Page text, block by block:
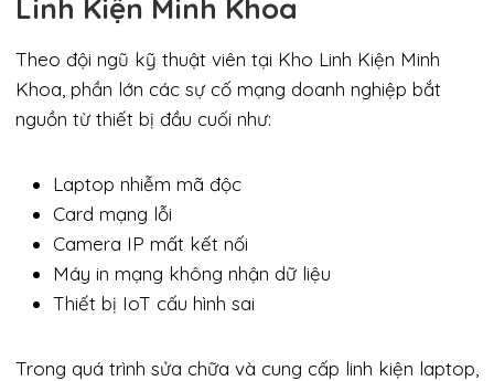
Linh Kiện Minh Khoa
Theo đội ngũ kỹ thuật viên tại Kho Linh Kiện Minh
Khoa, phần lớn các sự cố mạng doanh nghiệp bắt
nguồn từ thiết bị đầu cuối như:
Laptop nhiễm mã độc
Card mạng lỗi
Camera IP mất kết nối
Máy in mạng không nhận dữ liệu
Thiết bị IoT cấu hình sai
Trong quá trình sửa chữa và cung cấp linh kiện laptop,